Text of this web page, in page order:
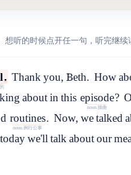
想听的时候点开任一句，听完继续
. Thank you, Beth. How
aboutin this episode
noun.插曲
?
routines
noun.例行公事
. Now, wetalked
todaywe'lltalkaboutour